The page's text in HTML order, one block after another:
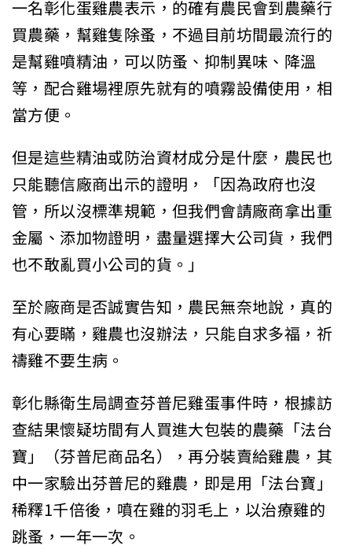
買農藥，幫雞隻除蚤，不過目前坊間最流行的
是幫雞噴精油，可以防蚤、抑制異味、降溫
等，配合雞場裡原先就有的噴霧設備使用，相
當方便。
但是這些精油或防治資材成分是什麼，農民也
只能聽信廠商出示的證明，「因為政府也沒
管，所以沒標準規範，但我們會請廠商拿出重
金屬、添加物證明，盡量選擇大公司貨，我們
也不敢亂買小公司的貨。」
至於廠商是否誠實告知，農民無奈地說，真的
有心要瞞，雞農也沒辦法，只能自求多福，祈
禱雞不要生病。
彰化縣衛生局調查芬普尼雞蛋事件時，根據訪
查結果懷疑坊間有人買進大包裝的農藥「法台
寶」（芬普尼商品名），再分裝賣給雞農，其
中一家驗出芬普尼的雞農，即是用「法台寶」
稀釋1千倍後，噴在雞的羽毛上，以治療雞的
跳蚤，一年一次。